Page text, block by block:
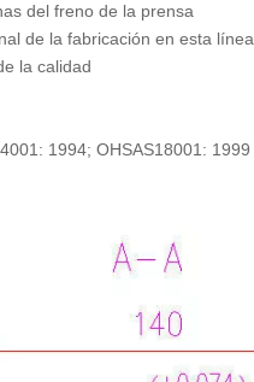
del freno de la prensa
de la fabricación en esta línea
la calidad
1994; OHSAS18001: 1999